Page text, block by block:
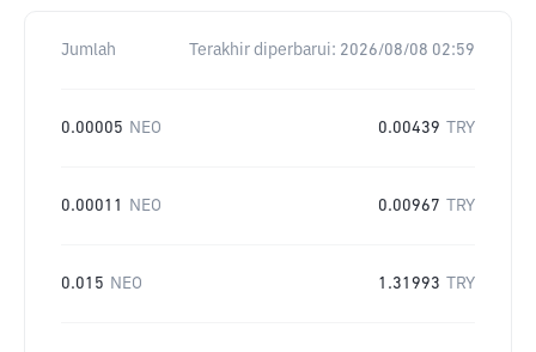
Jumlah Terakhir diperbarui: 2026/08/08 02:59
0.00005 NEO 0.00439 TRY
0.00011 NEO 0.00967 TRY
0.015 NEO 1.31993 TRY